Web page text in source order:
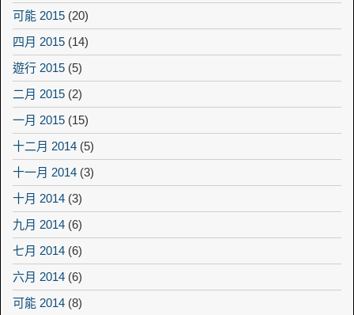
可能 2015 (20)
四月 2015 (14)
遊行 2015 (5)
二月 2015 (2)
一月 2015 (15)
十二月 2014 (5)
十一月 2014 (3)
十月 2014 (3)
九月 2014 (6)
七月 2014 (6)
六月 2014 (6)
可能 2014 (8)